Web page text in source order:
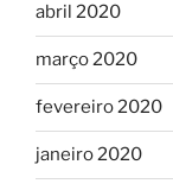
abril 2020
março 2020
fevereiro 2020
janeiro 2020